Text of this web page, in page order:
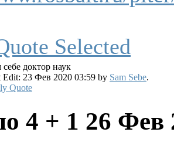
доктор наук
Edit: 23 Фев 2020 03:59 by Sam Sebe.
Quote
4 + 1 26 Фев